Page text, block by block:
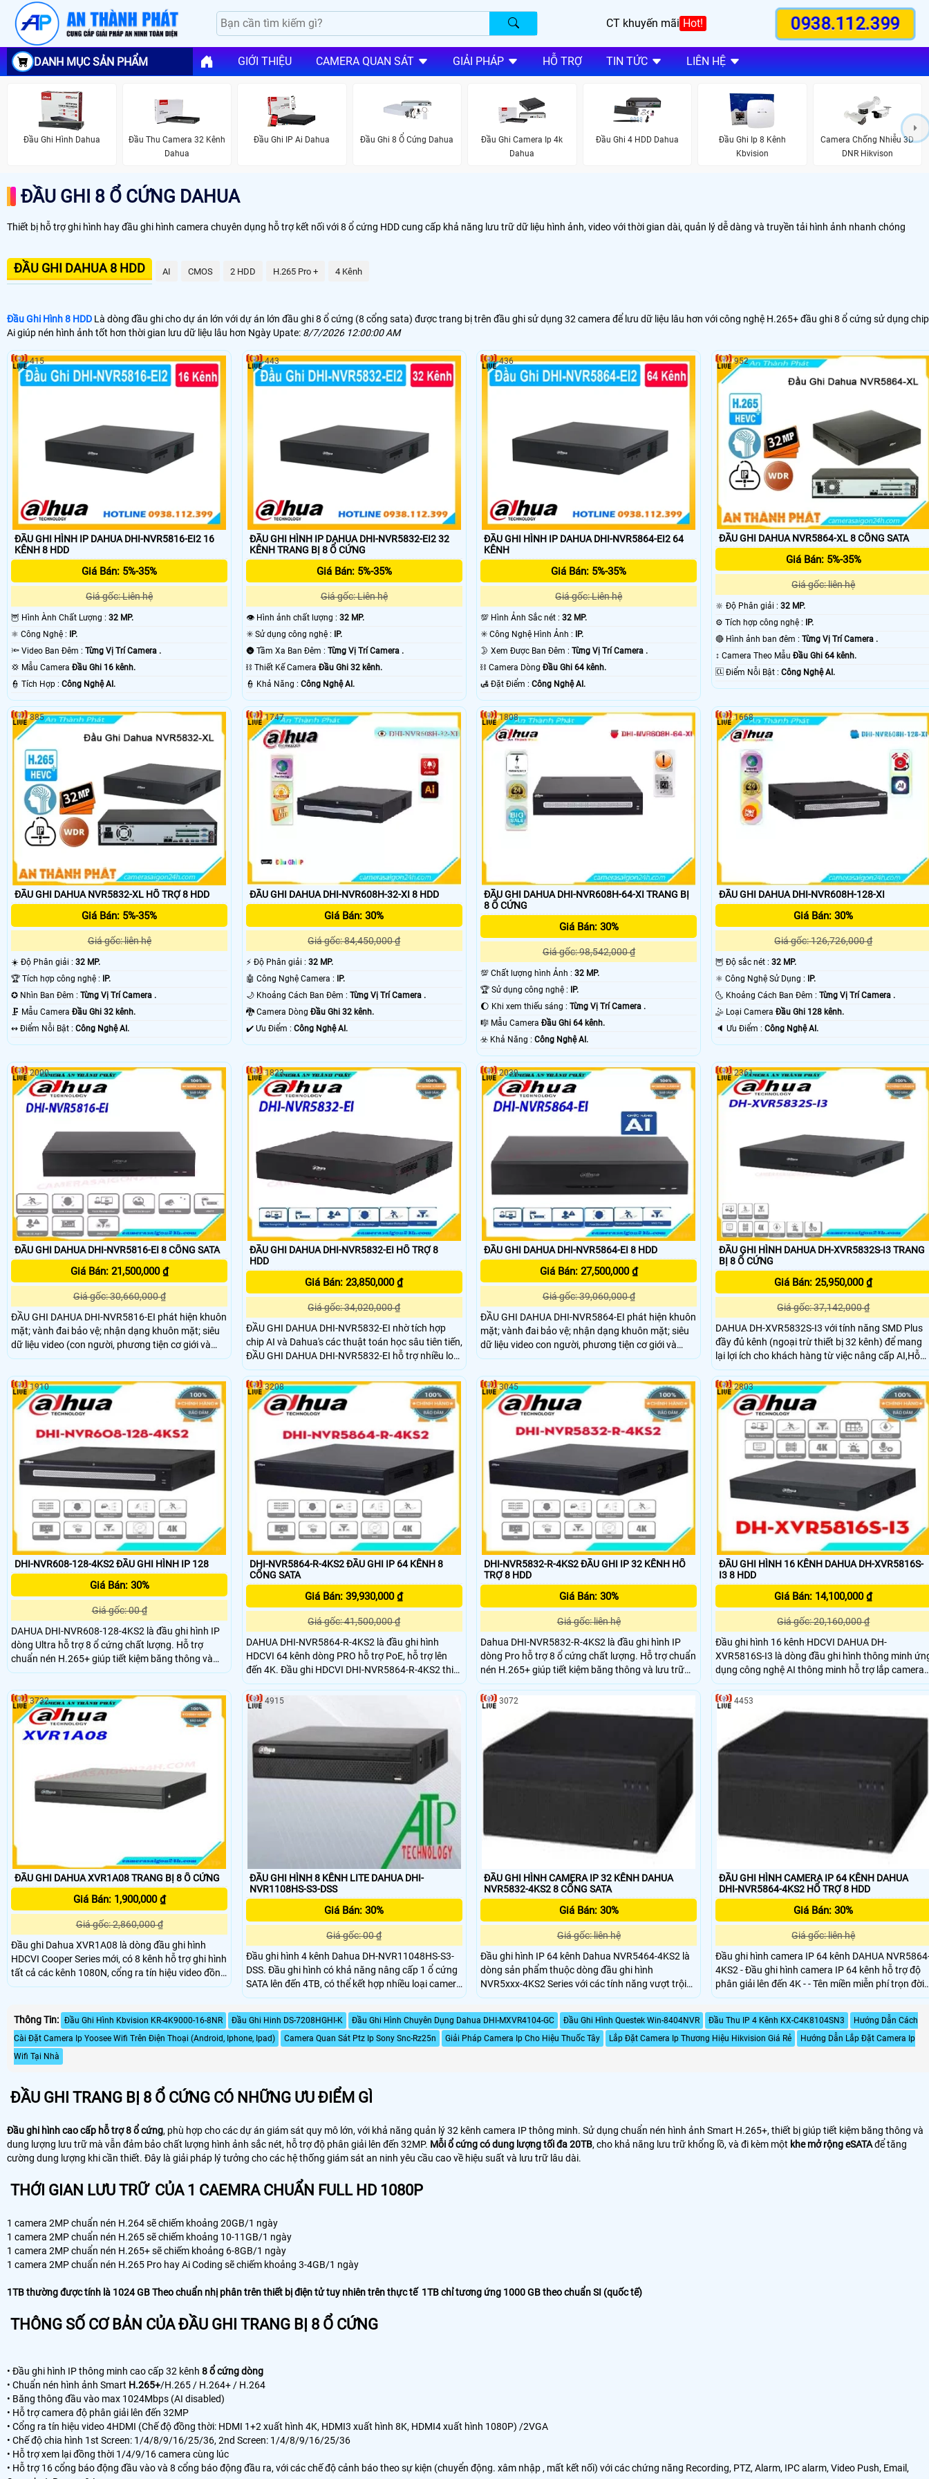
CT khuyến mãi Hot! 0938.112.399
DANH MỤC SẢN PHẨM GIỚI THIỆU CAMERA QUAN SÁT GIẢI PHÁP HỖ TRỢ TIN TỨC LIÊN HỆ
Đầu Ghi Hình Dahua
Đầu Thu Camera 32 Kênh
Dahua
Đầu Ghi IP Ai Dahua Đầu Ghi 8 Ổ Cứng Dahua
Đầu Ghi Camera Ip 4k
Dahua
Đầu Ghi 4 HDD Dahua
Đầu Ghi Ip 8 Kênh
Kbvision
Camera Chống Nhiễu 3D
DNR Hikvison
ĐẦU GHI 8 Ổ CỨNG DAHUA
Thiết bị hỗ trợ ghi hình hay đầu ghi hình camera chuyên dụng hỗ trợ kết nối với 8 ổ cứng HDD cung cấp khả năng lưu trữ dữ liệu hình ảnh, video với thời gian dài, quản lý dễ dàng và truyền tải hình ảnh nhanh chóng
ĐẦU GHI DAHUA 8 HDD AI CMOS 2 HDD H.265 Pro + 4 Kênh
Đầu Ghi Hình 8 HDD Là dòng đầu ghi cho dự án lớn với dự án lớn đầu ghi 8 ổ cứng (8 cổng sata) được trang bị trên đầu ghi sử dụng 32 camera để lưu dữ liệu lâu hơn với công nghệ H.265+ đầu ghi 8 ổ cứng sử dụng chip
Ai giúp nén hình ảnh tốt hơn thời gian lưu dữ liệu lâu hơn Ngày Upate: 8/7/2026 12:00:00 AM
ĐẦU GHI HÌNH IP DAHUA DHI-NVR5816-EI2 16
KÊNH 8 HDD
Giá Bán: 5%-35%
Giá gốc: Liên hệ
🦉 Hình Ành Chất Lượng : 32 MP.
⚛️ Công Nghệ :
IP.
🔦 Video Ban Đêm : Từng Vị Trí Camera .
💢 Mẫu Camera Đầu Ghi 16 kênh.
️👮 Tích Hợp : Công Nghệ AI.
415
ĐẦU GHI HÌNH IP DAHUA DHI-NVR5832-EI2 32
KÊNH TRANG BỊ 8 Ổ CỨNG
Giá Bán: 5%-35%
Giá gốc: Liên hệ
👁 Hình ảnh chất lượng : 32 MP.
✳️ Sử dụng công nghệ :
IP.
🌚 Tầm Xa Ban Đêm : Từng Vị Trí Camera .
⛓ Thiết Kế Camera Đầu Ghi 32 kênh.
️👮 Khả Năng : Công Nghệ AI.
443
ĐẦU GHI HÌNH IP DAHUA DHI-NVR5864-EI2 64
KÊNH
Giá Bán: 5%-35%
Giá gốc: Liên hệ
💯 Hình Ảnh Sắc nét :32 MP.
✳️ Công Nghệ Hình Ảnh :
IP.
🌛 Xem Được Ban Đêm :Từng Vị Trí Camera .
⛓ Camera DòngĐầu Ghi 64 kênh.
️🛃 Đặt Điểm :Công Nghệ AI.
436
ĐẦU GHI DAHUA NVR5864-XL 8 CỔNG SATA
Giá Bán: 5%-35%
Giá gốc: liên hệ
🔆 Độ Phân giải : 32 MP.
⚙ Tích hợp công nghệ : IP.
🔴 Hình ảnh ban đêm : Từng Vị Trí Camera .
↕️ Camera Theo Mẫu Đầu Ghi 64 kênh.
️🆑 Điểm Nỗi Bật : Công Nghệ AI.
952
ĐẦU GHI DAHUA NVR5832-XL HỔ TRỢ 8 HDD
Giá Bán: 5%-35%
Giá gốc: liên hệ
☀️ Độ Phân giải : 32 MP.
🏆 Tích hợp công nghệ :
IP.
✪ Nhìn Ban Đêm : Từng Vị Trí Camera .
🗜️ Mẫu Camera Đầu Ghi 32 kênh.
️↭ Điểm Nỗi Bật : Công Nghệ AI.
885
ĐẦU GHI DAHUA DHI-NVR608H-32-XI 8 HDD
Giá Bán: 30%
Giá gốc: 84,450,000 ₫
️⚡ Độ Phân giải : 32 MP.
🤖️ Công Nghệ Camera :
IP.
🌙 Khoảng Cách Ban Đêm : Từng Vị Trí Camera .
🐉️ Camera Dòng Đầu Ghi 32 kênh.
️✔️ Ưu Điểm : Công Nghệ AI.
1747
ĐẦU GHI DAHUA DHI-NVR608H-64-XI TRANG BỊ
8 Ổ CỨNG
Giá Bán: 30%
Giá gốc: 98,542,000 ₫
💯 Chất lượng hình Ảnh :32 MP.
🏆 Sử dụng công nghệ :
IP.
🌔 Khi xem thiếu sáng :Từng Vị Trí Camera .
🎼️ Mẫu CameraĐầu Ghi 64 kênh.
️☣️ Khả Năng :Công Nghệ AI.
1808
ĐẦU GHI DAHUA DHI-NVR608H-128-XI
Giá Bán: 30%
Giá gốc: 126,726,000 ₫
🦉 Độ sắc nét : 32 MP.
⚛️ Công Nghệ Sử Dụng :
IP.
🌜 Khoảng Cách Ban Đêm : Từng Vị Trí Camera .
🤹 Loại Camera Đầu Ghi 128 kênh.
️🔈 Ưu Điểm : Công Nghệ AI.
1668
ĐẦU GHI DAHUA DHI-NVR5816-EI 8 CỔNG SATA
Giá Bán: 21,500,000 ₫
Giá gốc: 30,660,000 ₫
ĐẦU GHI DAHUA DHI-NVR5816-EI phát hiện khuôn
mặt; vành đai bảo vệ; nhận dạng khuôn mặt; siêu
dữ liệu video (con người, phương tiện cơ giới và
phương tiện không có động cơ); SM Plus; phân tích
ANPR; mật độ giao thông; bản đồ nhiệt. ĐẦU GHI
DAHUA DHI-NVR5816-EI là một loạt các Đầu ghi AI
và các giải pháp áp dụng chip AI độc lập và thuật
toán học sâu
2000
ĐẦU GHI DAHUA DHI-NVR5832-EI HỔ TRỢ 8
HDD
Giá Bán: 23,850,000 ₫
Giá gốc: 34,020,000 ₫
ĐẦU GHI DAHUA DHI-NVR5832-EI nhờ tích hợp
chip AI và Dahua's các thuật toán học sâu tiên tiến,
ĐẦU GHI DAHUA DHI-NVR5832-EI hỗ trợ nhiều loại
Các chức năng AI, chẳng hạn như nhận dạng
khuôn mặt và chu vi có độ chính xác cao sự bảo
vệ. Họ rút ngắn thời gian phản hồi các sự kiện và
tạo video tương tác nhiều hơn.
1823
ĐẦU GHI DAHUA DHI-NVR5864-EI 8 HDD
Giá Bán: 27,500,000 ₫
Giá gốc: 39,060,000 ₫
ĐẦU GHI DAHUA DHI-NVR5864-EI phát hiện khuôn
mặt; vành đai bảo vệ; nhận dạng khuôn mặt; siêu
dữ liệu video con người, phương tiện cơ giới và
phương tiện không có động cơ; SM Plus; phân tích
ANPR; mật độ giao thông; bản đồ nhiệt.
2039
ĐẦU GHI HÌNH DAHUA DH-XVR5832S-I3 TRANG
BỊ 8 Ổ CỨNG
Giá Bán: 25,950,000 ₫
Giá gốc: 37,142,000 ₫
DAHUA DH-XVR5832S-I3 với tính năng SMD Plus
đầy đủ kênh (ngoại trừ thiết bị 32 kênh) để mang
lại lợi ích cho khách hàng từ việc nâng cấp AI,Hỗ
trợ tối đa 2 kênh bảo vệ vành đai (analog) hoặc 2
kênh nhận diện khuôn mặt (analog) hoặc 16 kênh
SMD Plus (analog). Hỗ trợ 8 ổ cứng tối đa 10TB, 1
cổng eSATA để mở rộng lưu trữ.
2361
DHI-NVR608-128-4KS2 ĐẦU GHI HÌNH IP 128
Giá Bán: 30%
Giá gốc: 00 ₫
DAHUA DHI-NVR608-128-4KS2 là đầu ghi hình IP
dòng Ultra hỗ trợ 8 ổ cứng chất lượng. Hỗ trợ
chuẩn nén H.265+ giúp tiết kiệm băng thông và
lưu trữ giám sát. Đầu ghi hình Dahua 128 kênh này
1910
DHI-NVR5864-R-4KS2 ĐẦU GHI IP 64 KÊNH 8
CỔNG SATA
Giá Bán: 39,930,000 ₫
Giá gốc: 41,500,000 ₫
DAHUA DHI-NVR5864-R-4KS2 là đầu ghi hình
HDCVI 64 kênh dòng PRO hỗ trợ PoE, hỗ trợ lên
đến 4K. Đầu ghi HDCVI DHI-NVR5864-R-4KS2 thiết
kế vỏ kim loại, có khe tản nhiệt tốt, giúp hệ thống
hoạt động ổn định, lâu dài, cho chất lượng hình
ảnh, phù hợp với các dự án văn phòng, nhà xưởng,
3208
DHI-NVR5832-R-4KS2 ĐẦU GHI IP 32 KÊNH HỔ
TRỢ 8 HDD
Giá Bán: 30%
Giá gốc: liên hệ
Dahua DHI-NVR5832-R-4KS2 là đầu ghi hình IP
dòng Pro hỗ trợ 8 ổ cứng chất lượng. Hỗ trợ chuẩn
nén H.265+ giúp tiết kiệm băng thông và lưu trữ
giám sát. hỗ trợ băng thông đầu vào max 320Mpb
3045
ĐẦU GHI HÌNH 16 KÊNH DAHUA DH-XVR5816S-
I3 8 HDD
Giá Bán: 14,100,000 ₫
Giá gốc: 20,160,000 ₫
Đầu ghi hình 16 kênh HDCVI DAHUA DH-
XVR5816S-I3 là dòng đầu ghi hình thông minh
dụng công nghệ AI thông minh hỗ trợ lắp camera
có độ phân giải lên đến 6.0mp với chuẩn nén hình
ảnh H265+ cho chất lượng hình ảnh sắc nét và
kiệm băng thông lưu trữ giúp tiết kiệm chi phí đầu
tư bộ lưu trữ
2803
ĐẦU GHI DAHUA XVR1A08 TRANG BỊ 8 Ổ CỨNG
Giá Bán: 1,900,000 ₫
Giá gốc: 2,860,000 ₫
Đầu ghi Dahua XVR1A08 là dòng đầu ghi hình
HDCVI Cooper Series mới, có 8 kênh hỗ trợ ghi hình
tất cả các kênh 1080N, cổng ra tín hiệu video đồng
thời HDMI/VGA. Đầu ghi HDCVI Dahua XVR1A08
hệ thống hoạt động ổn định, lâu dài.
3732
ĐẦU GHI HÌNH 8 KÊNH LITE DAHUA DHI-
NVR1108HS-S3-DSS
Giá Bán: 30%
Giá gốc: 00 ₫
Đầu ghi hình 4 kênh Dahua DH-NVR11048HS-S3-
DSS. Đầu ghi hình có khả năng nâng cấp 1 ổ cứng
SATA lên đến 4TB, có thể kết hợp nhiều loại camera
khác nhau. Dahua NVR1104HS-S3-DSS là dòng
sản phẩm đầu ghi hình IP Lite giá rẻ chuẩn nén H
4915
ĐẦU GHI HÌNH CAMERA IP 32 KÊNH DAHUA
NVR5832-4KS2 8 CỔNG SATA
Giá Bán: 30%
Giá gốc: liên hệ
Đầu ghi hình IP 64 kênh Dahua NVR5464-4KS2 là
dòng sản phẩm thuộc dòng đầu ghi hình
NVR5xxx-4KS2 Series với các tính năng vượt trội
như băng thông đầu vào lên đến 320Mpbs, hỗ trợ
camera 4K, hình ảnh hiển thị lên đến 4K, hỗ trợ
camera 12MP, một số mã hỗ trợ matrix HDMI, chế
độ hiển thị cho phép lên đến 16CH 1080P và rất
3072
ĐẦU GHI HÌNH CAMERA IP 64 KÊNH DAHUA
DHI-NVR5864-4KS2 HỔ TRỢ 8 HDD
Giá Bán: 30%
Giá gốc: liên hệ
Đầu ghi hình camera IP 64 kênh DAHUA
4KS2 - Đầu ghi hình camera IP 64 kênh hỗ trợ độ
phân giải lên đến 4K - - Tên miền miễn phí trọn đời
dahuaddns, quản lý đồng thời 128 tài khoản kết
nối. - Nguồn điện cung cấp: 100~240VAC, 50/60
Hz. - Công suất: 16. 7W (không ổ cứng)
4453
Thông Tin: Đầu Ghi Hình Kbvision KR-4K9000-16-8NR Đầu Ghi Hinh DS-7208HGHI-K Đầu Ghi Hình Chuyên Dụng Dahua DHI-MXVR4104-GC Đầu Ghi Hình Questek Win-8404NVR Đầu Thu IP 4 Kênh KX-C4K8104SN3
Hướng Dẫn Cách
Cài Đặt Camera Ip Yoosee Wifi Trên Điện Thoại (Android, Iphone, Ipad)
Camera Quan Sát Ptz Ip Sony Snc-Rz25n Giải Pháp Camera Ip Cho Hiệu Thuốc Tây Lắp Đặt Camera Ip Thương Hiệu Hikvision Giá Rẻ
Hướng Dẫn Lắp Đặt Camera Ip
Wifi Tại Nhà
ĐẦU GHI TRANG BỊ 8 Ổ CỨNG CÓ NHỮNG ƯU ĐIỂM GÌ
Đầu ghi hình cao cấp hỗ trợ 8 ổ cứng, phù hợp cho các dự án giám sát quy mô lớn, với khả năng quản lý 32 kênh camera IP thông minh. Sử dụng chuẩn nén hình ảnh Smart H.265+, thiết bị giúp tiết kiệm băng thông và
dung lượng lưu trữ mà vẫn đảm bảo chất lượng hình ảnh sắc nét, hỗ trợ độ phân giải lên đến 32MP. Mỗi ổ cứng có dung lượng tối đa 20TB, cho khả năng lưu trữ khổng lồ, và đi kèm một khe mở rộng eSATAđể tăng
cường dung lượng khi cần thiết. Đây là giải pháp lý tưởng cho các hệ thống giám sát an ninh yêu cầu cao về hiệu suất và lưu trữ lâu dài.
THỚI GIAN LƯU TRỮ CỦA 1 CAEMRA CHUẨN FULL HD 1080P
1 camera 2MP chuẩn nén H.264 sẽ chiếm khoảng 20GB/1 ngày
1 camera 2MP chuẩn nén H.265 sẽ chiếm khoảng 10-11GB/1 ngày
1 camera 2MP chuẩn nén H.265+ sẽ chiếm khoảng 6-8GB/1 ngày
1 camera 2MP chuẩn nén H.265 Pro hay Ai Coding sẽ chiếm khoảng 3-4GB/1 ngày
1TB thường được tính là 1024 GB Theo chuẩn nhị phân trên thiết bị điện tử tuy nhiên trên thực tế 1TB chỉ tương ứng 1000 GB theo chuẩn SI (quốc tế)
THÔNG SỐ CƠ BẢN CỦA ĐẦU GHI TRANG BỊ 8 Ổ CỨNG
• Đầu ghi hình IP thông minh cao cấp 32 kênh 8 ổ cứng dòng
• Chuẩn nén hình ảnh Smart H.265+/H.265 / H.264+ / H.264
• Băng thông đầu vào max 1024Mbps (AI disabled)
• Hỗ trợ camera độ phân giải lên đến 32MP
• Cổng ra tín hiệu video 4HDMI (Chế độ đồng thời: HDMI 1+2 xuất hình 4K, HDMI3 xuất hình 8K, HDMI4 xuất hình 1080P) /2VGA
• Chế độ chia hình 1st Screen: 1/4/8/9/16/25/36, 2nd Screen: 1/4/8/9/16/25/36
• Hỗ trợ xem lại đồng thời 1/4/9/16 camera cùng lúc
• Hỗ trợ 16 cổng báo động đầu vào và 8 cổng báo động đầu ra, với các chế độ cảnh báo theo sự kiện (chuyển động. xâm nhập , mất kết nối) với các chứng năng Recording, PTZ, Alarm, IPC alarm, Video Push, Email,